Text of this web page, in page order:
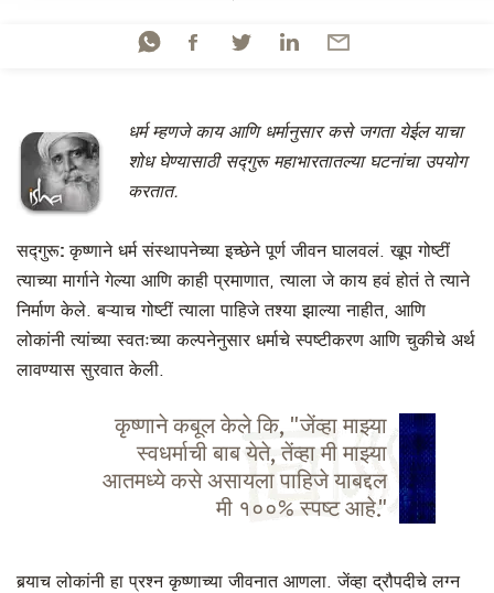
धर्म म्हणजे काय आणि धर्मानुसार कसे जगता येईल याचा
शोध घेण्यासाठी सद्गुरू महाभारतातल्या घटनांचा उपयोग
करतात.
सद्गुरू:कृष्णाने धर्म संस्थापनेच्या इच्छेने पूर्ण जीवन घालवलं. खूप गोष्टीं
त्याच्या मार्गाने गेल्या आणि काही प्रमाणात, त्याला जे काय हवं होतं ते त्याने
निर्माण केले. बऱ्याच गोष्टीं त्याला पाहिजे तश्या झाल्या नाहीत, आणि
लोकांनी त्यांच्या स्वतःच्या कल्पनेनुसार धर्माचे स्पष्टीकरण आणि चुकीचे अर्थ
लावण्यास सुरवात केली.
कृष्णाने कबूल केले कि, "जेंव्हा माझ्या
स्वधर्माची बाब येते, तेंव्हा मी माझ्या
आतमध्ये कसे असायला पाहिजे याबद्दल
मी १००% स्पष्ट आहे."
बर्‍याच लोकांनी हा प्रश्न कृष्णाच्या जीवनात आणला. जेंव्हा द्रौपदीचे लग्न